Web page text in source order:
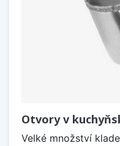
Otvory v
Velké množství